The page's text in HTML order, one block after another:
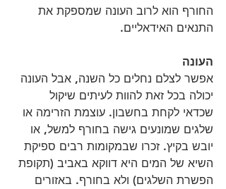
החורף הוא לרוב העונה שמספקת את
התנאים האידאליים.
העונה
אפשר לצלם נחלים כל השנה, אבל העונה
יכולה בכל זאת להוות לעיתים שיקול
שכדאי לקחת בחשבון. עוצמת הזרימה או
שלגים שמונעים גישה בחורף למשל, או
יובש בקיץ. זכרו שבמקומות רבים ספיקת
השיא של המים היא דווקא באביב (תקופת
הפשרת השלגים) ולא בחורף. באזורים